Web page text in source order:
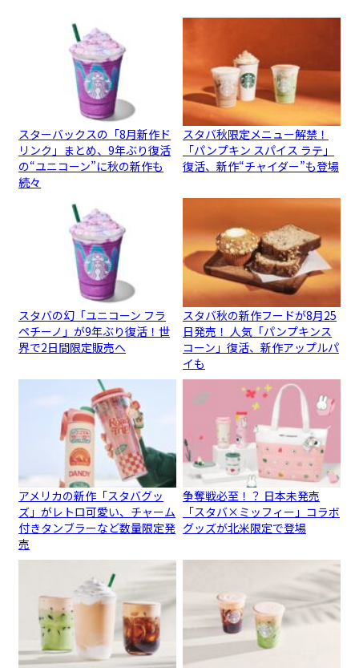
スターバックスの「8月新作ド
リンク」まとめ、9年ぶり復活
の“ユニコーン”に秋の新作も
続々
スタバ秋限定メニュー解禁！
「パンプキン スパイス ラテ」
復活、新作“チャイダー”も登場
スタバの幻「ユニコーン フラ
ペチーノ」が9年ぶり復活！世
界で2日間限定販売へ
スタバ秋の新作フードが8月25
日発売！ 人気「パンプキンス
コーン」復活、新作アップルパ
イも
アメリカの新作「スタバグッ
ズ」がレトロ可愛い、チャーム
付きタンブラーなど数量限定発
売
争奪戦必至！？ 日本未発売
「スタバ×ミッフィー」コラボ
グッズが北米限定で登場